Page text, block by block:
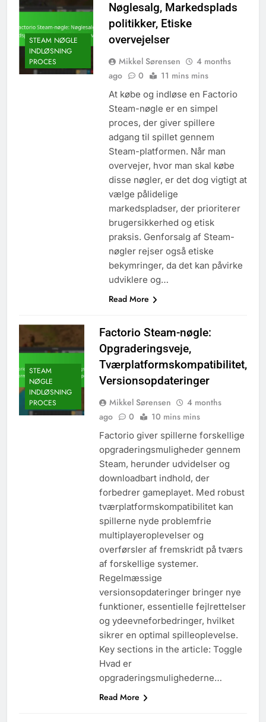
STEAM NØGLE
INDLØSNING
PROCES
Nøglesalg, Markedsplads
politikker, Etiske
overvejelser
Mikkel Sørensen
4 months
ago
0 11 mins mins
At købe og indløse en Factorio
Steam-nøgle er en simpel
proces, der giver spillere
adgang til spillet gennem
Steam-platformen. Når man
overvejer, hvor man skal købe
disse nøgler, er det dog vigtigt at
vælge pålidelige
markedspladser, der prioriterer
brugersikkerhed og etisk
praksis. Genforsalg af Steam-
nøgler rejser også etiske
bekymringer, da det kan påvirke
udviklere og…
Read More
STEAM
NØGLE
INDLØSNING
PROCES
Factorio Steam-nøgle:
Opgraderingsveje,
Tværplatformskompatibilitet,
Versionsopdateringer
Mikkel Sørensen
4 months
ago
0 10 mins mins
Factorio giver spillerne forskellige
opgraderingsmuligheder gennem
Steam, herunder udvidelser og
downloadbart indhold, der
forbedrer gameplayet. Med robust
tværplatformskompatibilitet kan
spillerne nyde problemfrie
multiplayeroplevelser og
overførsler af fremskridt på tværs
af forskellige systemer.
Regelmæssige
versionsopdateringer bringer nye
funktioner, essentielle fejlrettelser
og ydeevneforbedringer, hvilket
sikrer en optimal spilleoplevelse.
Key sections in the article: Toggle
Hvad er
opgraderingsmulighederne…
Read More